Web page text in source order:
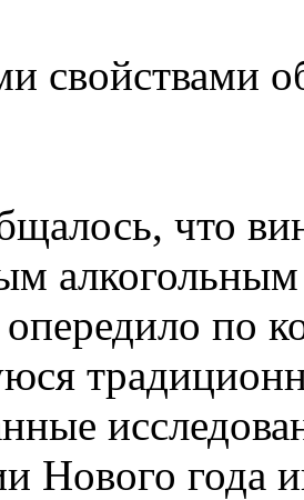
свойствами
что
по
Нового года